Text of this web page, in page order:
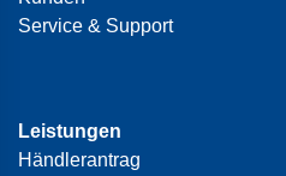
Service & Support
Leistungen
Händlerantrag